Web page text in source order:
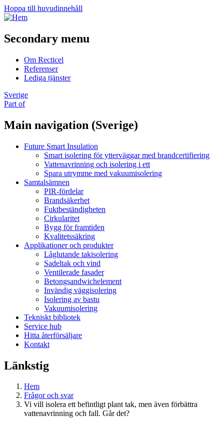
Hoppa till huvudinnehåll
Secondary menu
Om Recticel
Referenser
Lediga tjänster
Sverige
Part of
Main navigation (Sverige)
Future Smart Insulation
Smart isolering för ytterväggar med brandcertifiering
Vattenavrinning och isolering i ett
Spara utrymme med vakuumisolering
Samtalsämnen
PIR-fördelar
Brandsäkerhet
Fuktbeständigheten
Cirkularitet
Bygg för framtiden
Kvalitetssäkring
Applikationer och produkter
Låglutande takisolering
Sadeltak och vind
Ventilerade fasader
Betongsandwichelement
Invändig väggisolering
Isolering av bastu
Vakuumisolering
Tekniskt bibliotek
Service hub
Hitta återförsäljare
Kontakt
Länkstig
Hem
Frågor och svar
Vi vill isolera ett befintligt plant tak, men även förbättra
vattenavrinning och fall. Går det?